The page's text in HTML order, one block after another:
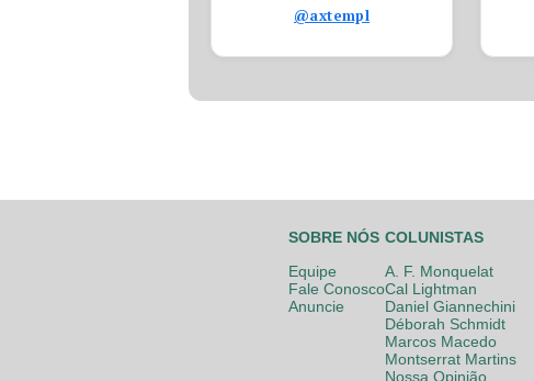
@axtempl
SOBRE NÓS
Equipe
Fale Conosco
Anuncie
COLUNISTAS
A. F. Monquelat
Cal Lightman
Daniel Giannechini
Déborah Schmidt
Marcos Macedo
Montserrat Martins
Nossa Opinião